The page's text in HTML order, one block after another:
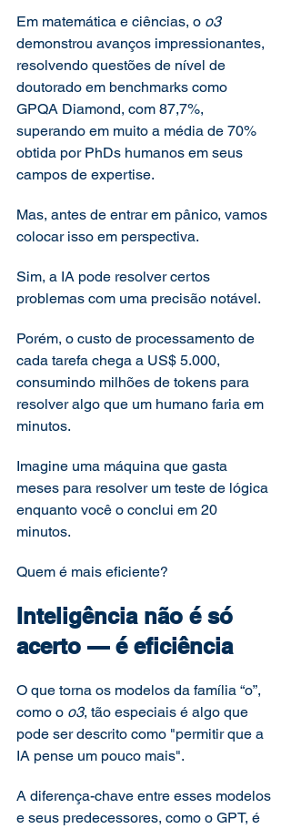
Em matemática e ciências, o o3
demonstrou avanços impressionantes,
resolvendo questões de nível de
doutorado em benchmarks como
GPQA Diamond, com 87,7%,
superando em muito a média de 70%
obtida por PhDs humanos em seus
campos de expertise.
Mas, antes de entrar em pânico, vamos
colocar isso em perspectiva.
Sim, a IA pode resolver certos
problemas com uma precisão notável.
Porém, o custo de processamento de
cada tarefa chega a US$ 5.000,
consumindo milhões de tokens para
resolver algo que um humano faria em
minutos.
Imagine uma máquina que gasta
meses para resolver um teste de lógica
enquanto você o conclui em 20
minutos.
Quem é mais eficiente?
Inteligência não é só
acerto — é eficiência
O que torna os modelos da família “o”,
como o o3, tão especiais é algo que
pode ser descrito como "permitir que a
IA pense um pouco mais".
A diferença-chave entre esses modelos
e seus predecessores, como o GPT, é